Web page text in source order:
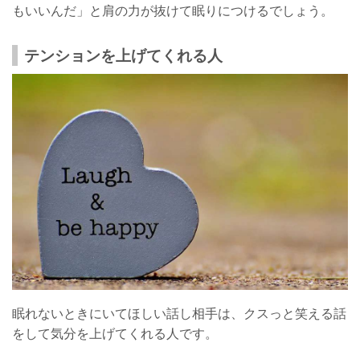
もいいんだ」と肩の力が抜けて眠りにつけるでしょう。
テンションを上げてくれる人
眠れないときにいてほしい話し相手は、クスっと笑える話
をして気分を上げてくれる人です。